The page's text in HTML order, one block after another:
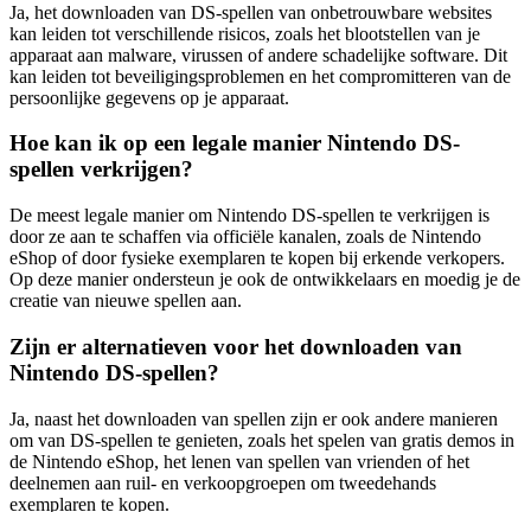
Ja, het downloaden van DS-spellen van onbetrouwbare websites
kan leiden tot verschillende risicos, zoals het blootstellen van je
apparaat aan malware, virussen of andere schadelijke software. Dit
kan leiden tot beveiligingsproblemen en het compromitteren van de
persoonlijke gegevens op je apparaat.
Hoe kan ik op een legale manier Nintendo DS-
spellen verkrijgen?
De meest legale manier om Nintendo DS-spellen te verkrijgen is
door ze aan te schaffen via officiële kanalen, zoals de Nintendo
eShop of door fysieke exemplaren te kopen bij erkende verkopers.
Op deze manier ondersteun je ook de ontwikkelaars en moedig je de
creatie van nieuwe spellen aan.
Zijn er alternatieven voor het downloaden van
Nintendo DS-spellen?
Ja, naast het downloaden van spellen zijn er ook andere manieren
om van DS-spellen te genieten, zoals het spelen van gratis demos in
de Nintendo eShop, het lenen van spellen van vrienden of het
deelnemen aan ruil- en verkoopgroepen om tweedehands
exemplaren te kopen.